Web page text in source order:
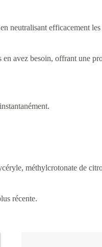
neutralisant efficacement
avez besoin, offrant une
méthylcrotonate de
récente.